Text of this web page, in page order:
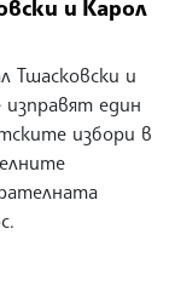
и Карол
Тшасковски и
един
избори в